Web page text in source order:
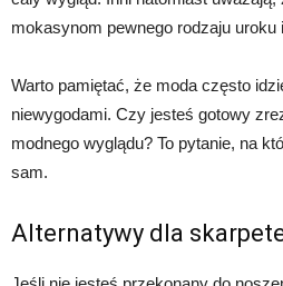
mokasynom pewnego rodzaju uroku
Warto pamiętać, że moda często
niewygodami. Czy jesteś gotowy
modnego wyglądu? To pytanie, na
sam.
Alternatywy dla